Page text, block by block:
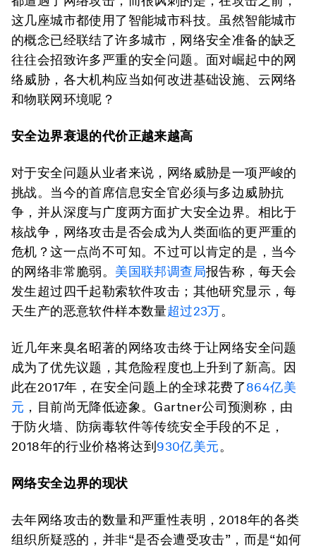
这几座城市都使用了智能城市科技。虽然智能城市
的概念已经联结了许多城市，网络安全准备的缺乏
往往会招致许多严重的安全问题。面对崛起中的网
络威胁，各大机构应当如何改进基础设施、云网络
和物联网环境呢？
安全边界衰退的代价正越来越高
对于安全问题从业者来说，网络威胁是一项严峻的
挑战。当今的首席信息安全官必须与多边威胁抗
争，并从深度与广度两方面扩大安全边界。相比于
核战争，网络攻击是否会成为人类面临的更严重的
危机？这一点尚不可知。不过可以肯定的是，当今
的网络非常脆弱。 美国联邦调查局报告称，每天会
发生超过四千起勒索软件攻击；其他研究显示，每
天生产的恶意软件样本数量超过23万。
近几年来臭名昭著的网络攻击终于让网络安全问题
成为了优先议题，其危险程度也上升到了新高。因
此在2017年，在安全问题上的全球花费了864亿美
元 ，目前尚无降低迹象。Gartner公司预测称，由
于防火墙、防病毒软件等传统安全手段的不足，
2018年的行业价格将达到 930亿美元。
网络安全边界的现状
去年网络攻击的数量和严重性表明，2018年的各类
组织所疑惑的，并非“是否会遭受攻击”，而是“如何